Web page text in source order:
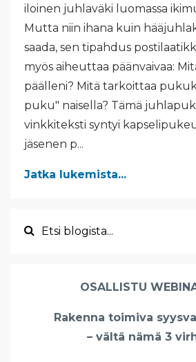
iloinen juhlaväki luomassa
Mutta niin ihana kuin
saada, sen tipahdus
myös aiheuttaa päänvaivaa:
päälleni? Mitä tarkoittaa
puku" naisella? Tämä
vinkkiteksti syntyi
jäsenen p...
Jatka lukemista...
OSALLISTU
Rakenna toimiva
– vältä nämä 3